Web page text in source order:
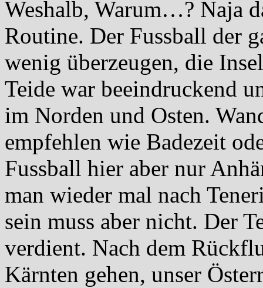
Weshalb, Warum…? Naja
Routine. Der Fussball der
wenig überzeugen, die
Teide war beeindruckend
im Norden und Osten.
empfehlen wie Badezeit
Fussball hier aber nur
man wieder mal nach
sein muss aber nicht. Der
verdient. Nach dem
Kärnten gehen, unser